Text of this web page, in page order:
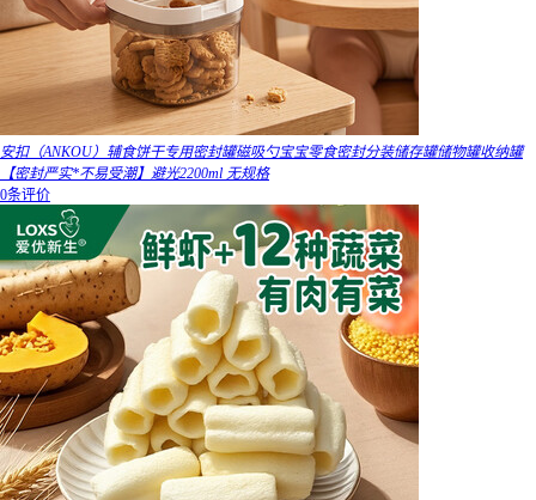
安扣（ANKOU）辅食饼干专用密封罐磁吸勺宝宝零食密封分装储存罐储物罐收纳罐
【密封严实*不易受潮】避光2200ml 无规格
0条评价